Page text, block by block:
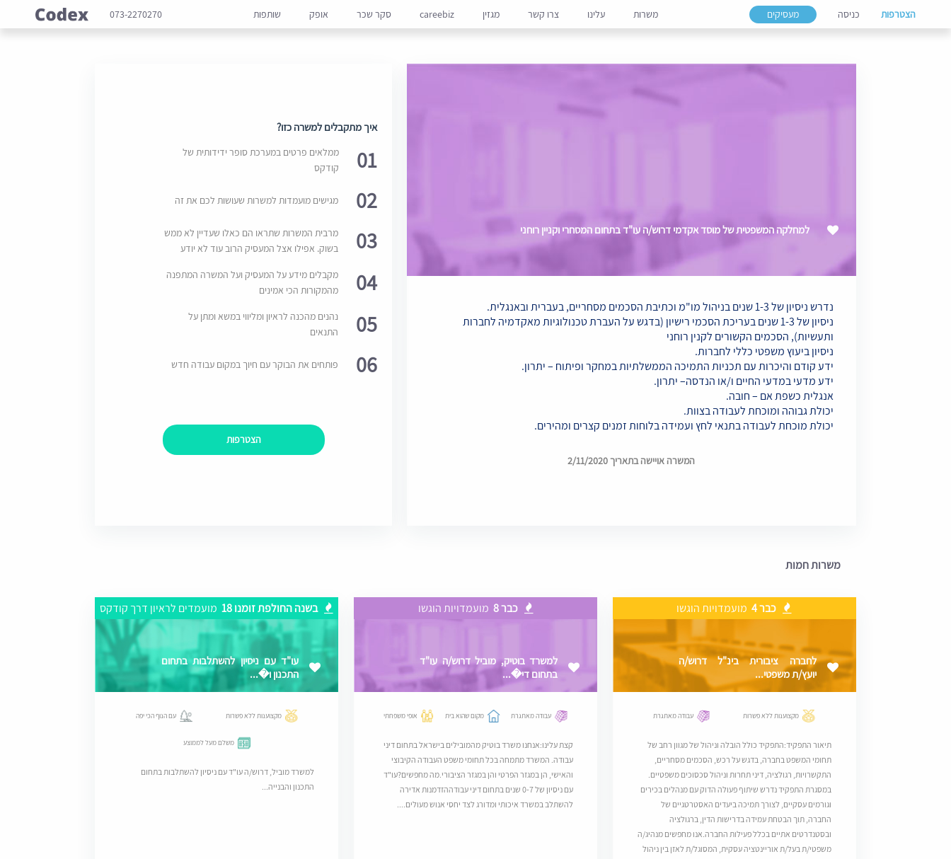
הצטרפות כניסה מעסיקים משרות עלינו צרו קשר מגזין careebiz סקר שכר אופק שותפות 073-2270270
למחלקה המשפטית של מוסד אקדמי דרוש/ה עו"ד בתחום המסחרי וקניין רוחני
נדרש ניסיון של 1-3 שנים בניהול מו"מ וכתיבת הסכמים מסחריים, בעברית ובאנגלית.
ניסיון של 1-3 שנים בעריכת הסכמי רישיון (בדגש על העברת טכנולוגיות מאקדמיה לחברות
ותעשיות), הסכמים הקשורים לקנין רוחני
ניסיון ביעוץ משפטי כללי לחברות.
ידע קודם והיכרות עם תכניות התמיכה הממשלתיות במחקר ופיתוח – יתרון.
ידע מדעי במדעי החיים ו/או הנדסה– יתרון.
אנגלית כשפת אם – חובה.
יכולת גבוהה ומוכחת לעבודה בצוות.
יכולת מוכחת לעבודה בתנאי לחץ ועמידה בלוחות זמנים קצרים ומהירים.
המשרה אויישה בתאריך 2/11/2020
איך מתקבלים למשרה כזו?
01
ממלאים פרטים במערכת סופר ידידותית של
קודקס
02 מגישים מועמדות למשרות שעושות לכם את זה
03
מרבית המשרות שתראו הם כאלו שעדיין לא ממש
בשוק. אפילו אצל המעסיק הרוב עוד לא יודע
04
מקבלים מידע על המעסיק ועל המשרה המתפנה
מהמקורות הכי אמינים
05
נהנים מהכנה לראיון ומליווי במשא ומתן על
התנאים
06 פותחים את הבוקר עם חיוך במקום עבודה חדש
הצטרפות
משרות חמות
כבר 4 מועמדויות הוגשו
לחברה ציבורית בינ"ל דרוש/ה
יועץ/ת משפטי...
מקצוענות ללא פשרות עבודה מאתגרת
תיאור התפקיד:התפקיד כולל הובלה וניהול של מגוון רחב של
תחומי המשפט בחברה, בדגש על רכש, הסכמים מסחריים,
התקשרויות, רגולציה, דיני תחרות וניהול סכסוכים משפטיים.
במסגרת התפקיד נדרש שיתוף פעולה הדוק עם מנהלים בכירים
וגורמים עסקיים, לצורך תמיכה ביעדים האסטרטגיים של
החברה, תוך הבטחת עמידה בדרישות הדין, ברגולציה
ובסטנדרטים אתיים בכלל פעילות החברה.אנו מחפשים מנהיג/ה
משפטי/ת בעל/ת אוריינטציה עסקית, המסוגל/ת לאזן בין ניהול
כבר 8 מועמדויות הוגשו
למשרד בוטיק, מוביל דרוש/ה עו"ד
בתחום די�...
עבודה מאתגרת מקום שהוא בית אופי משפחתי
קצת עלינו:אנחנו משרד בוטיק מהמובילים בישראל בתחום דיני
עבודה. המשרד מתמחה בכל תחומי משפט העבודה הקיבוצי
והאישי, הן במגזר הפרטי והן במגזר הציבורי.מה מחפשים?עו"ד
עם ניסיון של 0-7 שנים בתחום דיני עבודההזדמנות אדירה
להשתלב במשרד איכותי ומדורג לצד יחסי אנוש מעולים....
בשנה החולפת זומנו 18 מועמדים לראיון דרך קודקס
עו"ד עם ניסיון להשתלבות בתחום
התכנון ו�...
מקצוענות ללא פשרות עם הנוף הכי יפה
משלם מעל לממוצע
למשרד מוביל, דרוש/ה עו"ד עם ניסיון להשתלבות בתחום
התכנון והבנייה...